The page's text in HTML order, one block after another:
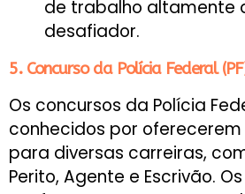
de trabalho altamente
desafiador.
5. Concurso da Polícia Federal
Os concursos da Polícia
conhecidos por
para diversas carreiras,
Perito, Agente e Escrivão.